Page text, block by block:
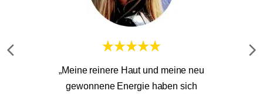
„Meine reinere Haut und meine neu
gewonnene Energie haben sich